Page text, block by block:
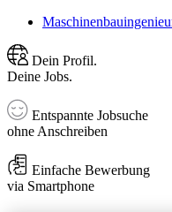
Dein Profil.
Deine Jobs.
Entspannte Jobsuche
ohne Anschreiben
Einfache Bewerbung
via Smartphone